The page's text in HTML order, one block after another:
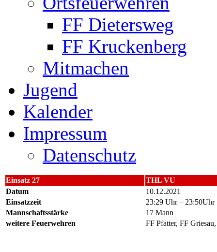
FF Dietersweg
FF Kruckenberg
Mitmachen
Jugend
Kalender
Impressum
Datenschutz
Einsatz 27
THL VU
Datum
10.12.2021
Einsatzzeit
23:29 Uhr – 23:50Uhr
Mannschaftsstärke
17 Mann
weitere Feuerwehren
FF Pfatter, FF